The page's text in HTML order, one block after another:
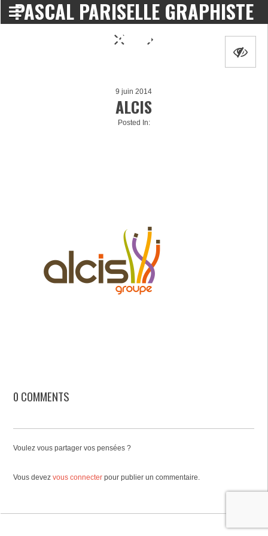
PASCAL PARISELLE GRAPHISTE
DESIGNER
9 juin 2014
ALCIS
Posted In:
0 COMMENTS
Voulez vous partager vos pensées ?
Vous devezvous connecter pour publier un commentaire.